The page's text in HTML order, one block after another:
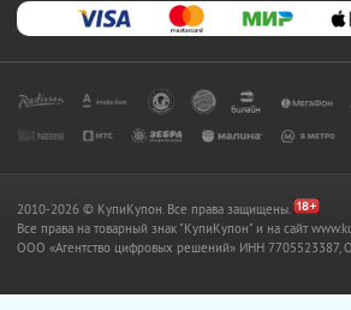
2010-2026 © КупиКупон. Все права защищены.
Все права на товарный знак "КупиКупон" и на сайт
OOO «Агентство цифровых решений» ИНН 7705523387,